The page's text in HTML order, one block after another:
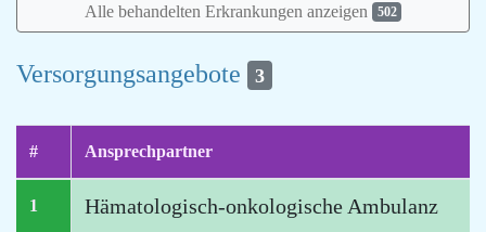
Alle behandelten Erkrankungen anzeigen 502
Versorgungsangebote 3
# Ansprechpartner
1 Hämatologisch-onkologische Ambulanz